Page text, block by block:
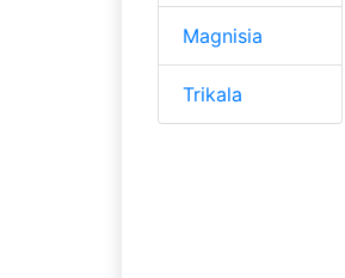
Magnisia
Trikala